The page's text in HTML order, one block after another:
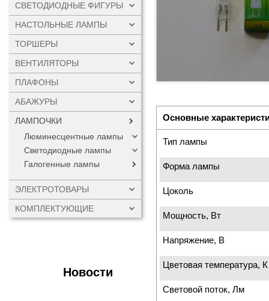
СВЕТОДИОДНЫЕ ФИГУРЫ
НАСТОЛЬНЫЕ ЛАМПЫ
ТОРШЕРЫ
ВЕНТИЛЯТОРЫ
ПЛАФОНЫ
АБАЖУРЫ
ЛАМПОЧКИ
Люминесцентные лампы
Светодиодные лампы
Галогенные лампы
ЭЛЕКТРОТОВАРЫ
КОМПЛЕКТУЮЩИЕ
Новости
Основные
Тип лампы
Форма лампы
Цоколь
Мощность, Вт
Напряжение, В
Цветовая температура, К
Световой поток, Лм